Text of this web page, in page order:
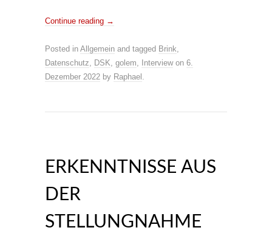
Continue reading →
Posted in Allgemein and tagged Brink,
Datenschutz, DSK, golem, Interviewon 6.
Dezember 2022 by Raphael .
ERKENNTNISSE AUS
DER
STELLUNGNAHME